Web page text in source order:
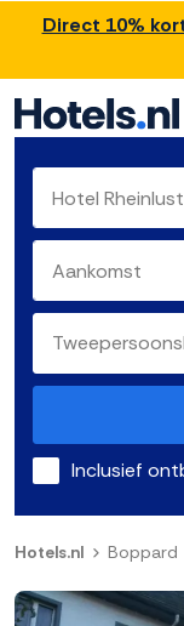
Direct 10%
Inclusief
Hotels.nl Boppard